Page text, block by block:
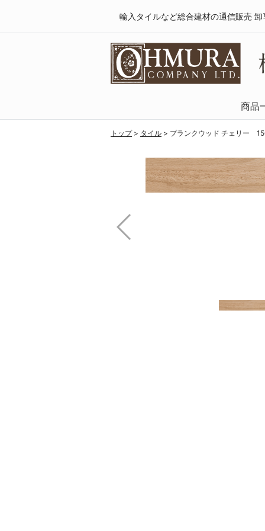
輸入タイルなど総合建材の通信販売 卸
商品
トップ> タイル > プランクウッド チェリー